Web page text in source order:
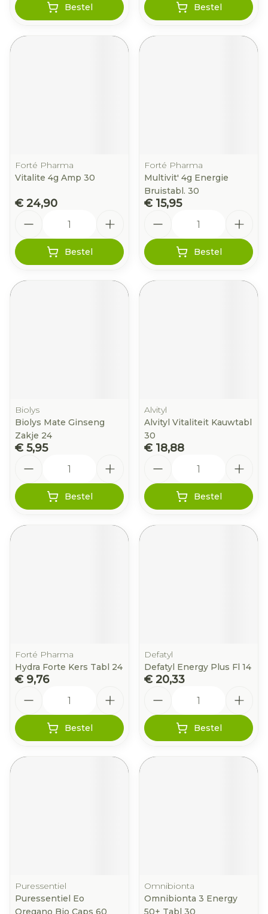
Bestel Bestel
Forté Pharma
Vitalite 4g Amp 30
€ 24,90
Bestel
Forté Pharma
Multivit' 4g Energie
Bruistabl. 30
€ 15,95
Bestel
Biolys
Biolys Mate Ginseng
Zakje 24
€ 5,95
Bestel
Alvityl
Alvityl Vitaliteit Kauwtabl
30
€ 18,88
Bestel
Forté Pharma
Hydra Forte Kers Tabl 24
€ 9,76
Bestel
Defatyl
Defatyl Energy Plus Fl 14
€ 20,33
Bestel
Puressentiel
Puressentiel Eo
Oregano Bio Caps 60
Omnibionta
Omnibionta 3 Energy
50+ Tabl 30